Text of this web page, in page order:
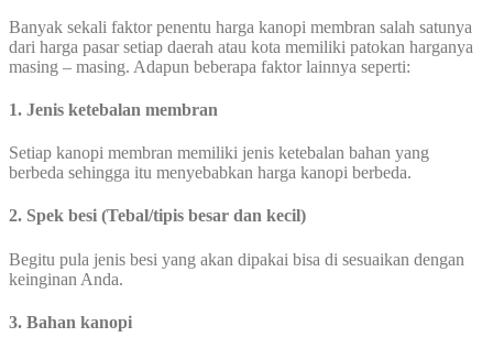
Banyak sekali faktor penentu harga kanopi membran salah satunya
dari harga pasar setiap daerah atau kota memiliki patokan harganya
masing – masing. Adapun beberapa faktor lainnya seperti:
1. Jenis ketebalan membran
Setiap kanopi membran memiliki jenis ketebalan bahan yang
berbeda sehingga itu menyebabkan harga kanopi berbeda.
2. Spek besi (Tebal/tipis besar dan kecil)
Begitu pula jenis besi yang akan dipakai bisa di sesuaikan dengan
keinginan Anda.
3. Bahan kanopi